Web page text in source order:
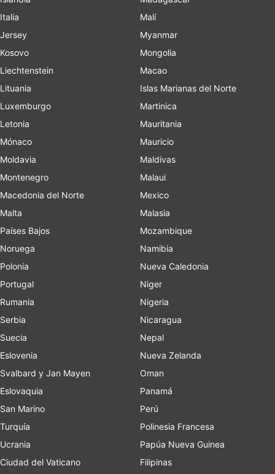
Italia
Jersey
Kosovo
Liechtenstein
Lituania
Luxemburgo
Letonia
Mónaco
Moldavia
Montenegro
Macedonia del Norte
Malta
Países Bajos
Noruega
Polonia
Portugal
Rumania
Serbia
Suecia
Eslovenia
Svalbard y Jan Mayen
Eslovaquia
San Marino
Turquía
Ucrania
Ciudad del Vaticano
Malí
Myanmar
Mongolia
Macao
Islas Marianas del Norte
Martinica
Mauritania
Mauricio
Maldivas
Malaui
Mexico
Malasia
Mozambique
Namibia
Nueva Caledonia
Niger
Nigeria
Nicaragua
Nepal
Nueva Zelanda
Oman
Panamá
Perú
Polinesia Francesa
Papúa Nueva Guinea
Filipinas